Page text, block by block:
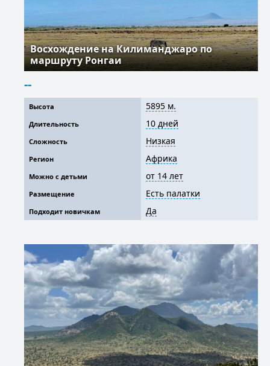
Восхождение на Килиманджаро по
маршруту Ронгаи
--
Высота 5895 м.
Длительность 10 дней
Сложность Низкая
Регион Африка
Можно с детьми от 14 лет
Размещение Есть палатки
Подходит новичкам Да